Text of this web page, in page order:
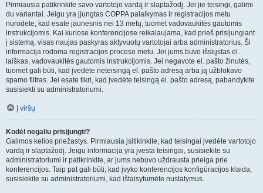
Pirmiausia patikrinkite savo vartotojo vardą ir slaptažodį. Jei jie teisingi, galimi
du variantai. Jeigu yra įjungtas COPPA palaikymas ir registracijos metu
nurodėte, kad esate jaunesnis nei 13 metų, tuomet vadovaukitės gautomis
instrukcijomis. Kai kuriose konferencijose reikalaujama, kad prieš prisijungiant
į sistemą, visas naujas paskyras aktyvuotų vartotojai arba administratorius. Ši
informacija rodoma registracijos proceso metu. Jei jums buvo išsiųstas el.
laiškas, vadovaukitės gautomis instrukcijomis. Jei negavote el. pašto žinutės,
tuomet gali būti, kad įvedėte neteisingą el. pašto adresą arba ją užblokavo
spamo filtras. Jei esate tikri, kad įvedėte teisingą el. pašto adresą, pabandykite
susisiekti su administratoriumi.
Į viršų
Kodėl negaliu prisijungti?
Galimos kelios priežastys. Pirmiausia įsitikinkite, kad teisingai įvedėte vartotojo
vardą ir slaptažodį. Jeigu informacija yra įvesta teisingai, susisiekite su
administratoriumi ir patikrinkite, ar jums nebuvo uždrausta prieiga prie
konferencijos. Taip pat gali būti, kad įvyko konferencijos konfigūracijos klaida,
susisiekite su administratoriumi, kad ištaisytumėte nustatymus.